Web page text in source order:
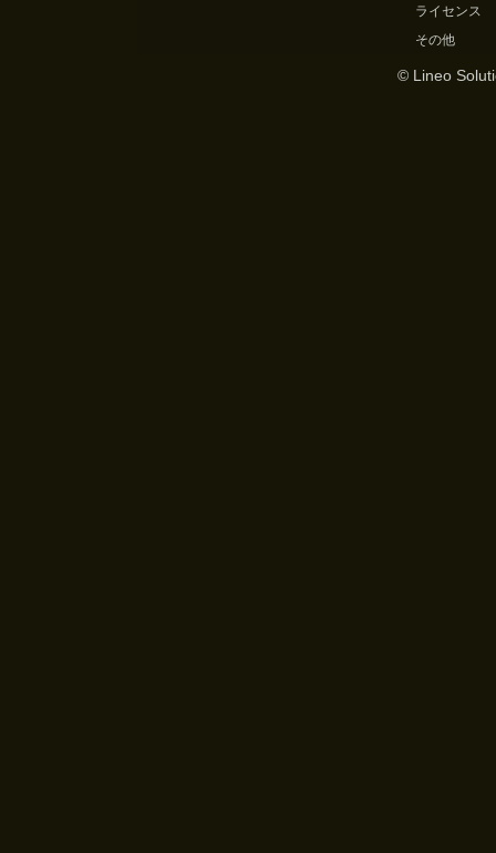
ライセンス
その他
© Lineo